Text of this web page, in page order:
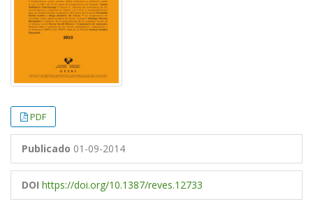
PDF
Publicado 01-09-2014
DOI https://doi.org/10.1387/reves.12733